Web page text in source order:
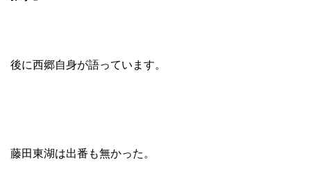
後に西郷自身が語っています。
藤田東湖は出番も無かった。